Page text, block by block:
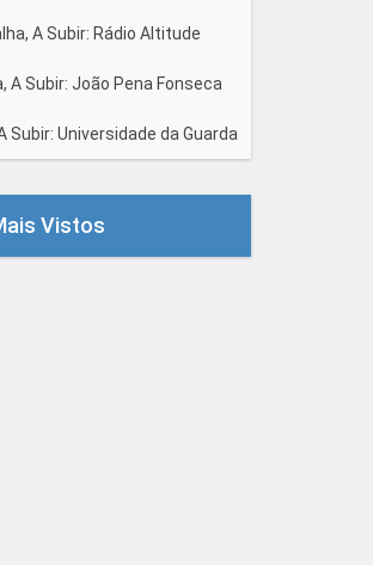
A Subir: Rádio Altitude
A Subir: João Pena Fonseca
Subir: Universidade da Guarda
Vistos